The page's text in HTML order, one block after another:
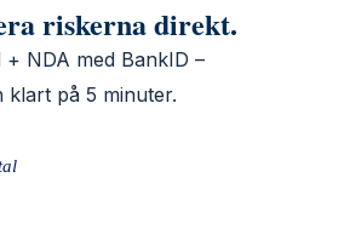
riskerna direkt.
NDA med BankID –
klart på 5 minuter.